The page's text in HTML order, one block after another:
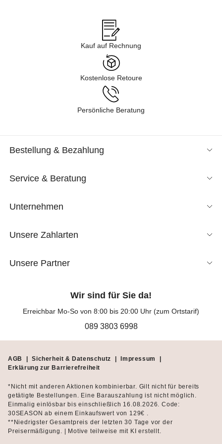
Business über Freizeit & Homewear bis zur Nachtwäsche. Lassen
Sie sich durch unsere Kollektion inspirieren und finden Sie neue
Lieblingsstücke für Ihren Kleiderschrank. Tauchen Sie ein in
unsere Shoppingwelt und lassen Sie sich exklusive Mode
entspannt nach Hause liefern. Wir sind gespannt, was Sie
Kauf auf Rechnung
Kostenlose Retoure
Persönliche Beratung
Bestellung & Bezahlung
Service & Beratung
Unternehmen
Unsere Zahlarten
Unsere Partner
Wir sind für Sie da!
Erreichbar Mo-So von 8:00 bis 20:00 Uhr (zum Ortstarif)
089 3803 6998
AGB Sicherheit & Datenschutz Impressum
Erklärung zur Barrierefreiheit
*Nicht mit anderen Aktionen kombinierbar. Gilt nicht für bereits
getätigte Bestellungen. Eine Barauszahlung ist nicht möglich.
Einmalig einlösbar bis einschließlich 16.08.2026. Code:
30SEASON ab einem Einkaufswert von 129€ .
**Niedrigster Gesamtpreis der letzten 30 Tage vor der
Preisermäßigung. | Motive teilweise mit KI erstellt.